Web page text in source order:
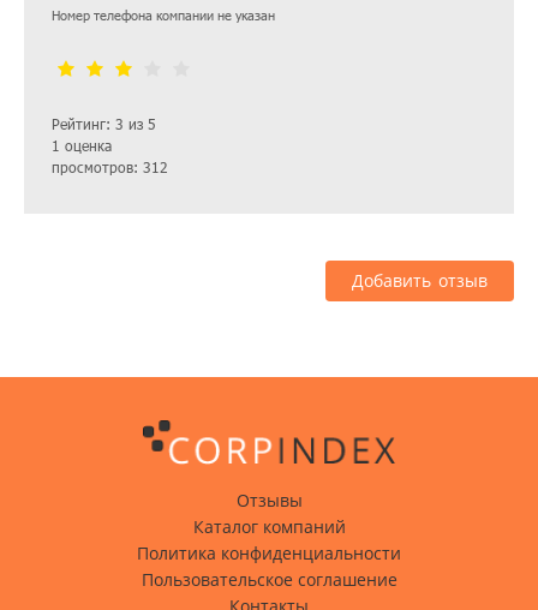
Рейтинг: 3 из 5
1 оценка
просмотров: 312
Номер телефона компании не указан
Добавить отзыв
Отзывы
Каталог компаний
Политика конфиденциальности
Пользовательское соглашение